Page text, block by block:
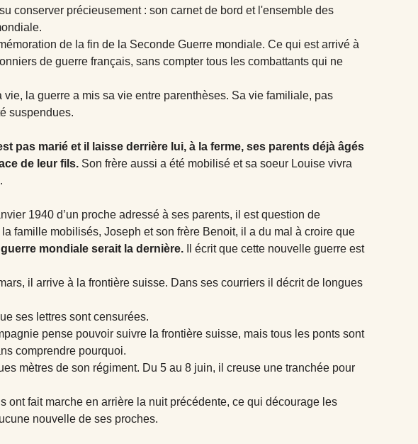
conserver précieusement : son carnet de bord et l'ensemble des
de la fin de la Seconde Guerre mondiale. Ce qui est arrivé à
de guerre français, sans compter tous les combattants qui ne
vie, la guerre a mis sa vie entre parenthèses. Sa vie familiale, pas
suspendues.
pas marié et il laisse derrière lui, à la ferme, ses parents déjà âgés
de leur fils.Son frère aussi a été mobilisé et sa soeur Louise vivra
1940 d’un proche adressé à ses parents, il est question de
famille mobilisés, Joseph et son frère Benoit, il a du mal à croire que
mondiale serait la dernière.Il écrit que cette nouvelle guerre est
il arrive à la frontière suisse. Dans ses courriers il décrit de longues
ses lettres sont censurées.
pense pouvoir suivre la frontière suisse, mais tous les ponts sont
comprendre pourquoi.
mètres de son régiment. Du 5 au 8 juin, il creuse une tranchée pour
ont fait marche en arrière la nuit précédente, ce qui décourage les
nouvelle de ses proches.